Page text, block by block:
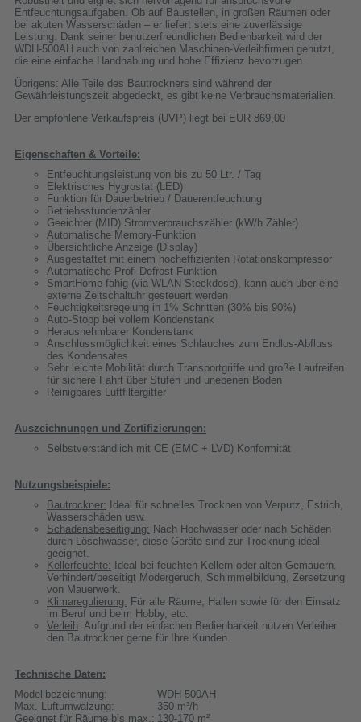
Entfeuchtungsaufgaben. Ob auf Baustellen, in großen Räumen oder
bei akuten Wasserschäden – er liefert stets eine zuverlässige
Leistung. Dank seiner benutzerfreundlichen Bedienbarkeit wird der
WDH-500AH auch von zahlreichen Maschinen-Verleihfirmen genutzt,
die eine einfache Handhabung und hohe Effizienz bevorzugen.
Übrigens: Alle Teile des Bautrockners sind während der
Gewährleistungszeit abgedeckt, es gibt keine Verbrauchsmaterialien.
Der empfohlene Verkaufspreis (UVP) liegt bei EUR 869,00
Eigenschaften & Vorteile:
Entfeuchtungsleistung von bis zu 50 Ltr. / Tag
Elektrisches Hygrostat (LED)
Funktion für Dauerbetrieb / Dauerentfeuchtung
Betriebsstundenzähler
Geeichter (MID) Stromverbrauchszähler (kW/h Zähler)
Automatische Memory-Funktion
Übersichtliche Anzeige (Display)
Ausgestattet mit einem hocheffizienten Rotationskompressor
Automatische Profi-Defrost-Funktion
SmartHome-fähig (via WLAN Steckdose), kann auch über eine
externe Zeitschaltuhr gesteuert werden
Feuchtigkeitsregelung in 1% Schritten (30% bis 90%)
Auto-Stopp bei vollem Kondenstank
Herausnehmbarer Kondenstank
Anschlussmöglichkeit eines Schlauches zum Endlos-Abfluss
des Kondensates
Sehr leichte Mobilität durch Transportgriffe und große Laufreifen
für sichere Fahrt über Stufen und unebenen Boden
Reinigbares Luftfiltergitter
Auszeichnungen und Zertifizierungen:
Selbstverständlich mit CE (EMC + LVD) Konformität
Nutzungsbeispiele:
Bautrockner: Ideal für schnelles Trocknen von Verputz, Estrich,
Wasserschäden usw.
Schadensbeseitigung: Nach Hochwasser oder nach Schäden
durch Löschwasser, diese Geräte sind zur Trocknung ideal
geeignet.
Kellerfeuchte: Ideal bei feuchten Kellern oder alten Gemäuern.
Verhindert/beseitigt Modergeruch, Schimmelbildung, Zersetzung
von Mauerwerk.
Klimaregulierung: Für alle Räume, Hallen sowie für den Einsatz
im Beruf und beim Hobby, etc.
Verleih: Aufgrund der einfachen Bedienbarkeit nutzen Verleiher
den Bautrockner gerne für Ihre Kunden.
Technische Daten:
Modellbezeichnung:
WDH-500AH
Max. Luftumwälzung:
350 m³/h
Geeignet für Räume bis max.: 130-170 m²